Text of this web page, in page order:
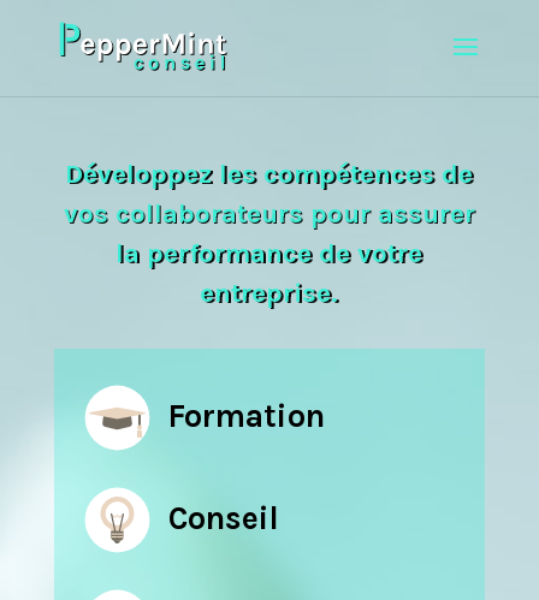
Développez les compétences de
vos collaborateurs pour assurer
la performance de votre
entreprise.
Formation
Conseil